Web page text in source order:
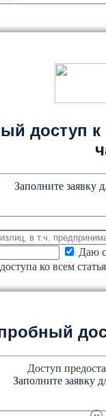
доступ к
Заполните заявку
Даю
ко всем
Доступ
Заполните заявку